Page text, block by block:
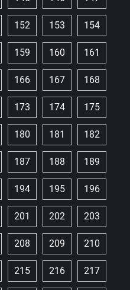
152 153 154
159 160 161
166 167 168
173 174 175
180 181 182
187 188 189
194 195 196
201 202 203
208 209 210
215 216 217